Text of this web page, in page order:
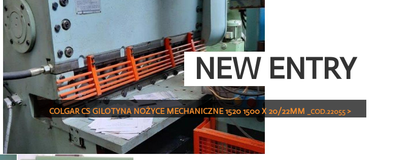
NEW ENTRY
COLGAR CS GILOTYNA NOŻYCE MECHANICZNE 1520 1500 X 20/22MM _COD.22055 >